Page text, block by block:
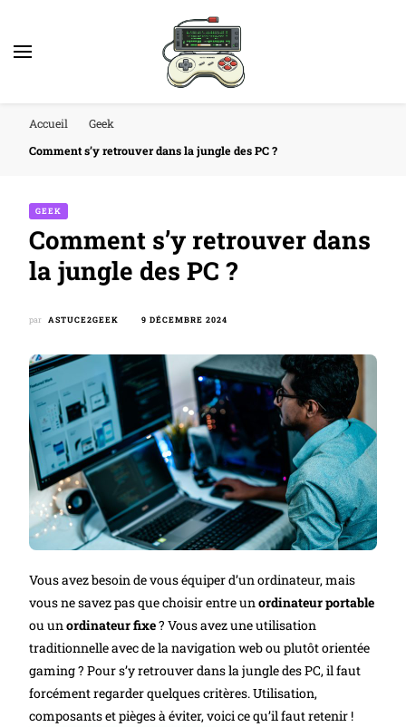
Accueil
Geek
Comment s’y retrouver dans la jungle des PC ?
GEEK
Comment s’y retrouver dans
la jungle des PC ?
par ASTUCE2GEEK 9 DÉCEMBRE 2024
Vous avez besoin de vous équiper d’un ordinateur, mais
vous ne savez pas que choisir entre unordinateur portable
ou unordinateur fixe? Vous avez une utilisation
traditionnelle avec de la navigation web ou plutôt orientée
gaming ? Pour s’y retrouver dans la jungle des PC, il faut
forcément regarder quelques critères. Utilisation,
composants et pièges à éviter, voici ce qu’il faut retenir !